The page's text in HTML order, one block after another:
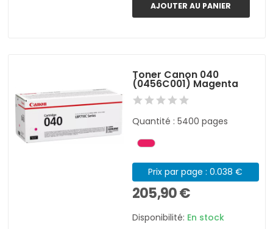
AJOUTER AU PANIER
Toner Canon 040
(0456C001) Magenta
Quantité : 5400 pages
Prix par page : 0.038 €
205,90 €
Disponibilité: En stock